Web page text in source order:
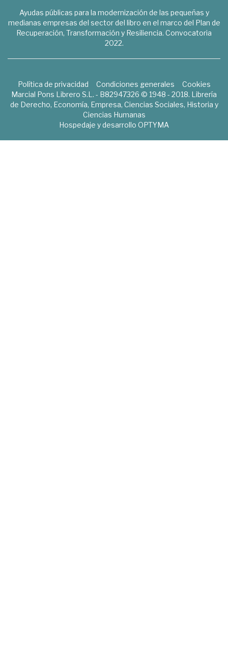
Ayudas públicas para la modernización de las pequeñas y
medianas empresas del sector del libro en el marco del Plan de
Recuperación, Transformación y Resiliencia. Convocatoria
2022.
Política de privacidad Condiciones generales
Cookies
Marcial Pons Librero S.L. - B82947326 © 1948 - 2018. Librería
de Derecho, Economía, Empresa, Ciencias Sociales, Historia y
Ciencias Humanas
Hospedaje y desarrollo OPTYMA